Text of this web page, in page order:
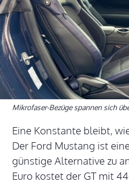
Mikrofaser-Bezüge spannen sich
Eine Konstante bleibt,
Der Ford Mustang ist
günstige Alternative zu
Euro kostet der GT mit